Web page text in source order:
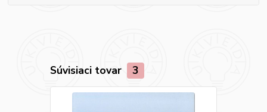
Súvisiaci tovar 3